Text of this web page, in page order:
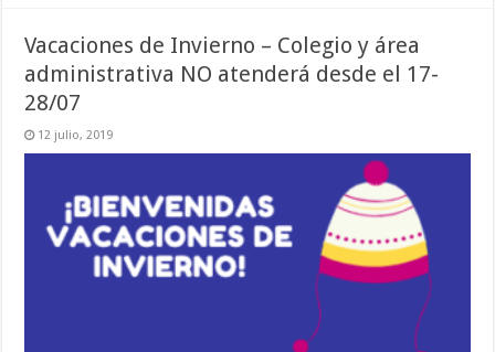
Vacaciones de Invierno – Colegio y área
administrativa NO atenderá desde el 17-
28/07
12 julio, 2019